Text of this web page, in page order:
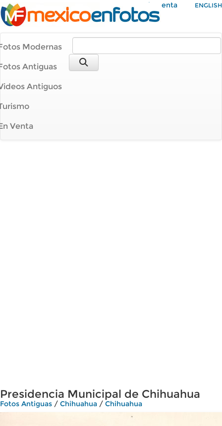
Mi Cuenta ENGLISH
Modernas
Antiguas
Antiguos
Venta
Presidencia Municipal de Chihuahua
Fotos Antiguas / Chihuahua / Chihuahua